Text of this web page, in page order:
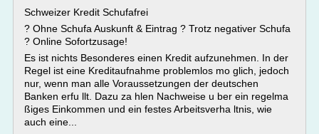
Schweizer Kredit Schufafrei
? Ohne Schufa Auskunft & Eintrag ? Trotz negativer Schufa
? Online Sofortzusage!
Es ist nichts Besonderes einen Kredit aufzunehmen. In der
Regel ist eine Kreditaufnahme problemlos mo glich, jedoch
nur, wenn man alle Voraussetzungen der deutschen
Banken erfu llt. Dazu za hlen Nachweise u ber ein regelma
ßiges Einkommen und ein festes Arbeitsverha ltnis, wie
auch eine...